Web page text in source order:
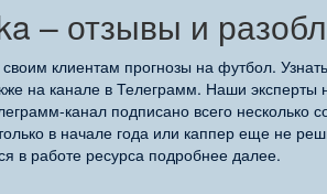
– отзывы и
клиентам прогнозы на футбол.
на канале в Телеграмм. Наши эксперты
канал подписано всего несколько
в начале года или каппер еще не
в работе ресурса подробнее далее.